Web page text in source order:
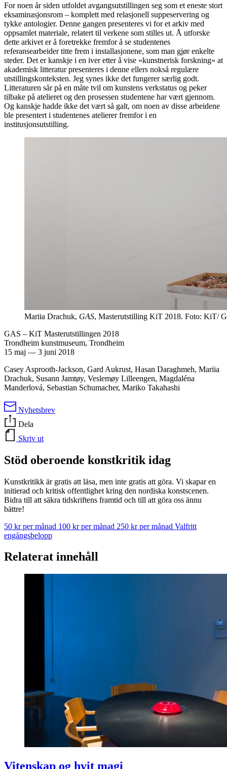
For noen år siden utfoldet avgangsutstillingen seg som et eneste stort
eksaminasjonsrom – komplett med relasjonell suppeservering og
tykke antologier. Denne gangen presenteres vi for et arkiv med
oppsamlet materiale, relatert til verkene som stilles ut. Å utforske
dette arkivet er å foretrekke fremfor å se studentenes
referansearbeider titte frem i installasjonene, som man gjør enkelte
steder. Det er kanskje i en iver etter å vise «kunstnerisk forskning» at
akademisk litteratur presenteres i denne ellers nokså regulære
utstillingskonteksten. Jeg synes ikke det fungerer særlig godt.
Litteraturen sår på en måte tvil om kunstens verkstatus og peker
tilbake på atelieret og den prosessen studentene har vært gjennom.
Og kanskje hadde ikke det vært så galt, om noen av disse arbeidene
ble presentert i studentenes atelierer fremfor i en
institusjonsutstilling.
Mariia Drachuk, GAS, Masterutstilling KiT 2018. Foto: KiT/
GAS – KiT Masterutstillingen 2018
Trondheim kunstmuseum, Trondheim
15 maj — 3 juni 2018
Casey Asprooth-Jackson, Gard Aukrust, Hasan Daraghmeh, Mariia
Drachuk, Susann Jamtøy, Veslemøy Lilleengen, Magdaléna
Manderlová, Sebastian Schumacher, Mariko Takahashi
Nyhetsbrev
Dela
Skriv ut
Stöd oberoende konstkritik idag
Kunstkritikk är gratis att läsa, men inte gratis att göra. Vi skapar en
initierad och kritisk offentlighet kring den nordiska konstscenen.
Bidra till att säkra tidskriftens framtid och till att göra oss ännu
bättre!
50 kr per månad 100 kr per månad 250 kr per månad Valfritt
engångsbelopp
Relaterat innehåll
Vitenskap og hvit magi